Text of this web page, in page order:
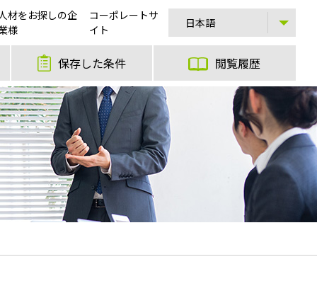
材をお探しの企
様
コーポレートサ
イト
保存した条件 閲覧履歴